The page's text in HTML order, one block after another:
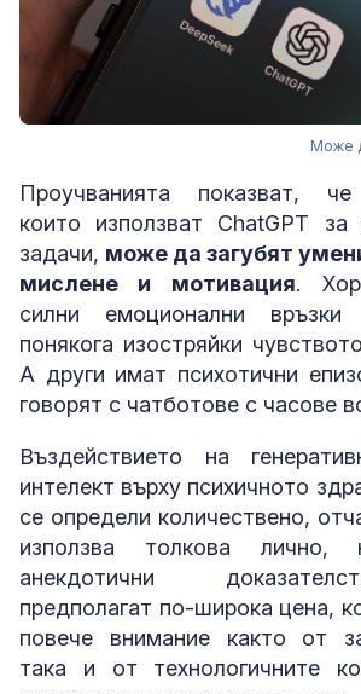
Може
Проучванията показват, че
които използват ChatGPT за
задачи, може да загубят
мислене и мотивация.
силни емоционални
понякога изостряйки
А други имат психотични
говорят с чатботове с часове
Въздействието на
интелект върху психичното
се определи количествено,
използва толкова лично,
анекдотични
предполагат по-широка цена,
повече внимание както от
така и от технологичните